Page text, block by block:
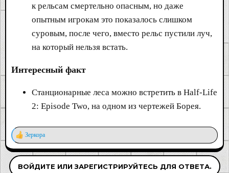
к рельсам смертельно опасным, но даже
опытным игрокам это показалось слишком
суровым, после чего, вместо рельс пустили луч,
на который нельзя встать.
Интересный факт
Станционарные леса можно встретить в Half-Life
2: Episode Two, на одном из чертежей Борея.
Р
е
а
Зеркора
ВОЙДИТЕ ИЛИ ЗАРЕГИСТРИРУЙТЕСЬ ДЛЯ ОТВЕТА.